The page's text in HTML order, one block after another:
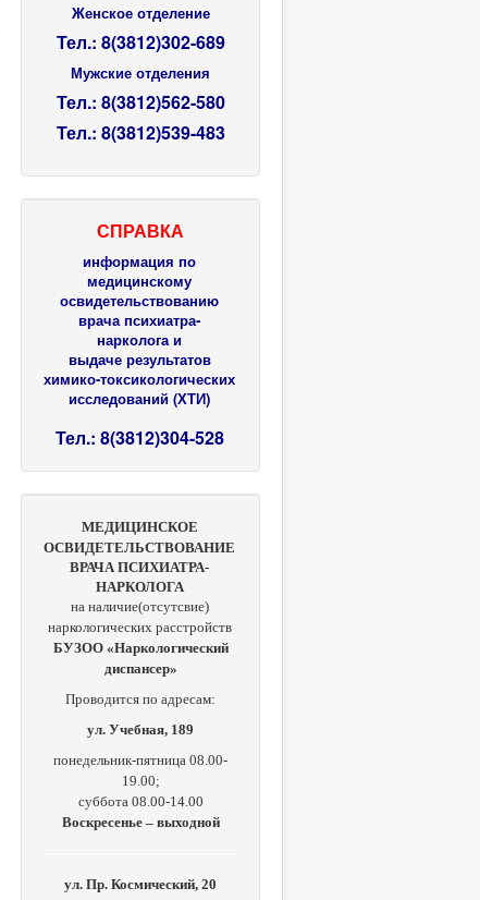
Женское отделение
Тел.: 8(3812)302-689
Мужские отделения
Тел.: 8(3812)562-580
Тел.: 8(3812)539-483
СПРАВКА
информация по
медицинскому
освидетельствованию
врача психиатра-
нарколога и
выдаче результатов
химико-токсикологических
исследований (ХТИ)
Тел.: 8(3812)304-528
МЕДИЦИНСКОЕ
ОСВИДЕТЕЛЬСТВОВАНИЕ
ВРАЧА ПСИХИАТРА-
НАРКОЛОГА
на наличие(отсутсвие)
наркологических расстройств
БУЗОО «Наркологический
диспансер»
Проводится по адресам:
ул. Учебная, 189
понедельник-пятница 08.00-
19.00;
суббота 08.00-14.00
Воскресенье – выходной
ул. Пр. Космический, 20